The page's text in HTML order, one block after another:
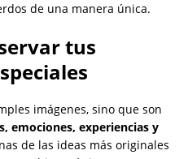
de una manera única.
tus
imágenes, sino que son
emociones, experiencias y
de las ideas más originales